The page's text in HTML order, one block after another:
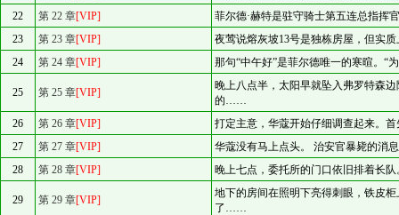
22
第 22 章[VIP]
菲尔德·赫特是驻守骑士第五连总指挥
23
第 23 章[VIP]
夜莺说熔灰坡13号是独栋房屋，但实
24
第 24 章[VIP] 那句“中午好”是菲尔德唯一的寒暄。
25 第 25 章[VIP]
晚上八点半，太阳早就坠入弗罗特森
的……
26
第 26 章[VIP]
打定主意，华蔻开始仔细调查起来。
27
第 27 章[VIP]
华蔻没有马上点头。 治安官暴毙的
28
第 28 章[VIP] 晚上七点，委托所的门口依旧排着长
29 第 29 章[VIP]
地下的房间在照明下亮得刺眼，铁皮
了……